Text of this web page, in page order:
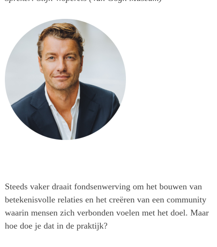
Steeds vaker draait fondsenwerving om het bouwen van
betekenisvolle relaties en het creëren van een community
waarin mensen zich verbonden voelen met het doel. Maar
hoe doe je dat in de praktijk?